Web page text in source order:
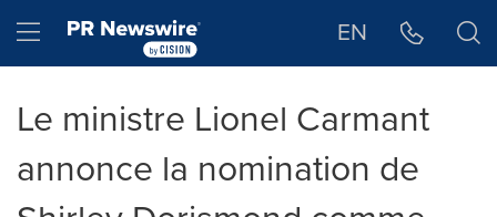
Hamburger menu EN
Le ministre Lionel Carmant
annonce la nomination de